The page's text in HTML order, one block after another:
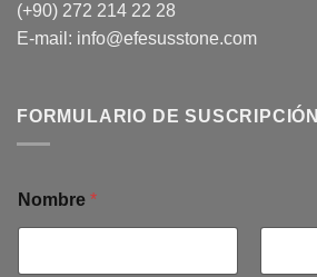
(+90) 272 214 22 28
E-mail: info@efesusstone.com
FORMULARIO DE SUSCRIPCIÓN
Nombre *